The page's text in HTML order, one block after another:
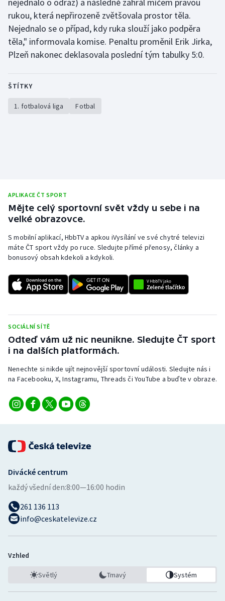
nejednalo o odraz) a následně zahrál míčem pravou
rukou, která nepřirozeně zvětšovala prostor těla.
Nejednalo se o případ, kdy ruka slouží jako podpěra
těla," informovala komise. Penaltu proměnil Erik Jirka,
Plzeň nakonec deklasovala poslední tým tabulky 5:0.
ŠTÍTKY
1. fotbalová liga Fotbal
APLIKACE ČT SPORT
Mějte celý sportovní svět vždy u sebe i na
velké obrazovce.
S mobilní aplikací, HbbTV a apkou iVysílání ve své chytré televizi
máte ČT sport vždy po ruce. Sledujte přímé přenosy, články a
bonusový obsah kdekoli a kdykoli.
SOCIÁLNÍ SÍTĚ
Odteď vám už nic neunikne. Sledujte ČT sport
i na dalších platformách.
Nenechte si nikde ujít nejnovější sportovní události. Sledujte nás i
na Facebooku, X, Instagramu, Threads či YouTube a buďte v obraze.
Divácké centrum
každý všední den:8:00—16:00 hodin
261 136 113
info@ceskatelevize.cz
Vzhled
Světlý Tmavý Systém